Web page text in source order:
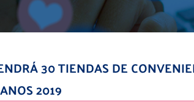
30 TIENDAS DE
2019